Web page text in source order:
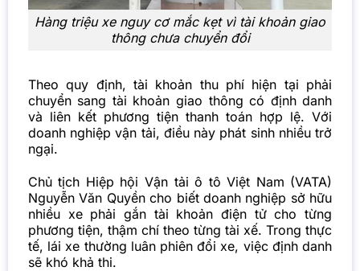
Hàng triệu xe nguy cơ mắc kẹt vì tài khoản giao
thông chưa chuyển đổi
Theo quy định, tài khoản thu phí hiện tại phải
chuyển sang tài khoản giao thông có định danh
và liên kết phương tiện thanh toán hợp lệ. Với
doanh nghiệp vận tải, điều này phát sinh nhiều trở
ngại.
Chủ tịch Hiệp hội Vận tải ô tô Việt Nam (VATA)
Nguyễn Văn Quyền cho biết doanh nghiệp sở hữu
nhiều xe phải gắn tài khoản điện tử cho từng
phương tiện, thậm chí theo từng tài xế. Trongthực
tế, lái xe thường luân phiên đổi xe, việc định danh
sẽ khó khả thi.